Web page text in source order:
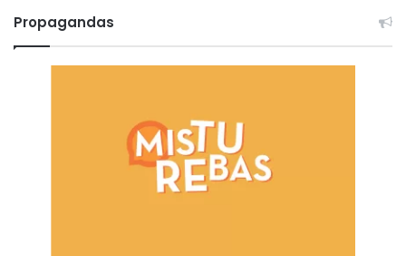
Propagandas